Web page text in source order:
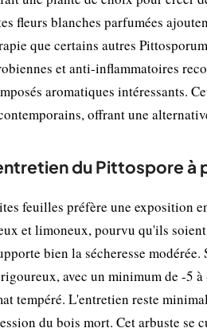
fleurs blanches parfumées
que certains autres
et anti-inflammatoires
aromatiques intéressants.
offrant une
du Pittospore à
feuilles préfère une exposition
et limoneux, pourvu qu'ils
bien la sécheresse
avec un minimum de -5
tempéré. L'entretien reste
du bois mort. Cet arbuste